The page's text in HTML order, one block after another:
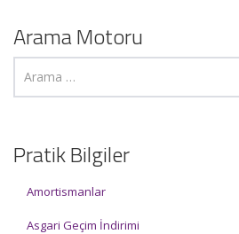
Arama Motoru
Pratik Bilgiler
Amortismanlar
Asgari Geçim İndirimi